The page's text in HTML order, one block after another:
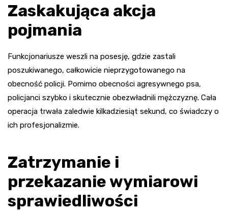
Zaskakująca akcja
pojmania
Funkcjonariusze weszli na posesję, gdzie zastali
poszukiwanego, całkowicie nieprzygotowanego na
obecność policji. Pomimo obecności agresywnego psa,
policjanci szybko i skutecznie obezwładnili mężczyznę. Cała
operacja trwała zaledwie kilkadziesiąt sekund, co świadczy o
ich profesjonalizmie.
Zatrzymanie i
przekazanie wymiarowi
sprawiedliwości